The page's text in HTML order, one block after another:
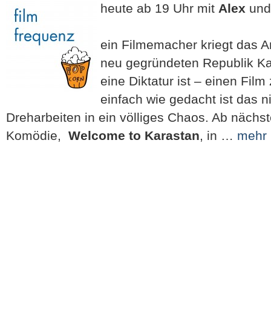
heute ab 19 Uhr mit Alex
ein Filmemacher kriegt das
neu gegründeten Republik
eine Diktatur ist – einen Film
einfach wie gedacht ist das
Dreharbeiten in ein völliges Chaos. Ab
Komödie,
Welcome to Karastan, in … mehr